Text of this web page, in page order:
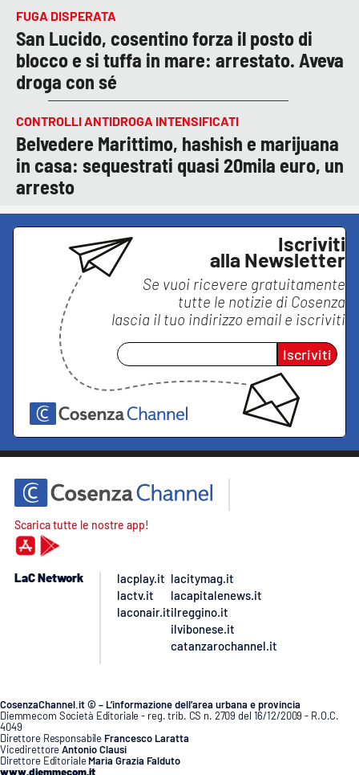
FUGA DISPERATA
San Lucido, cosentino forza il posto di
blocco e si tuffa in mare: arrestato. Aveva
droga con sé
CONTROLLI ANTIDROGA INTENSIFICATI
Belvedere Marittimo, hashish e marijuana
in casa: sequestrati quasi 20mila euro, un
arresto
Iscriviti
alla Newsletter
Se vuoi ricevere gratuitamente
tutte le notizie di Cosenza
lascia il tuo indirizzo email e iscriviti
Iscriviti
Scarica tutte le nostre app!
LaC Network
lacplay.it
lactv.it
laconair.it
lacitymag.it
lacapitalenews.it
ilreggino.it
ilvibonese.it
catanzarochannel.it
CosenzaChannel.it © – L’informazione dell’area urbana e provincia
Diemmecom Società Editoriale - reg. trib. CS n. 2709 del 16/12/2009 - R.O.C.
4049
Direttore Responsabile Francesco Laratta
VicedirettoreAntonio Clausi
Direttore Editoriale Maria Grazia Falduto
www.diemmecom.it